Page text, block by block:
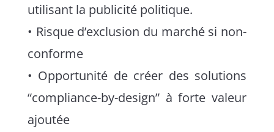
utilisant la publicité politique.
• Risque d’exclusion du marché si non-
conforme
• Opportunité de créer des solutions
“compliance-by-design” à forte valeur
ajoutée